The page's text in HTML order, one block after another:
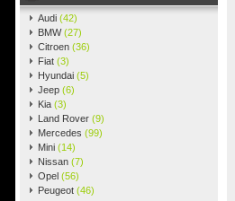
Audi (42)
BMW(27)
Citroen (36)
Fiat (3)
Hyundai (5)
Jeep (6)
Kia (3)
Land Rover (9)
Mercedes (99)
Mini (14)
Nissan (7)
Opel (56)
Peugeot (46)